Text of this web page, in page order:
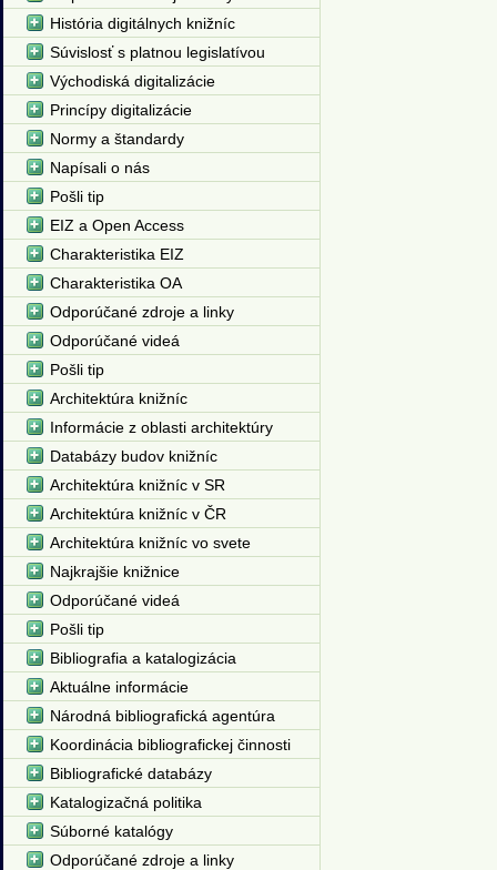
História digitálnych knižníc
Súvislosť s platnou legislatívou
Východiská digitalizácie
Princípy digitalizácie
Normy a štandardy
Napísali o nás
Pošli tip
EIZ a Open Access
Charakteristika EIZ
Charakteristika OA
Odporúčané zdroje a linky
Odporúčané videá
Pošli tip
Architektúra knižníc
Informácie z oblasti architektúry
Databázy budov knižníc
Architektúra knižníc v SR
Architektúra knižníc v ČR
Architektúra knižníc vo svete
Najkrajšie knižnice
Odporúčané videá
Pošli tip
Bibliografia a katalogizácia
Aktuálne informácie
Národná bibliografická agentúra
Koordinácia bibliografickej činnosti
Bibliografické databázy
Katalogizačná politika
Súborné katalógy
Odporúčané zdroje a linky